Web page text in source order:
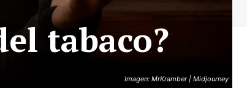
Imagen: MrKramber | Midjourney
tabaco?